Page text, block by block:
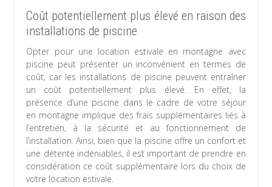
Coût potentiellement plus élevé en raison des
installations de piscine
Opter pour une location estivale en montagne avec
piscine peut présenter un inconvénient en termes de
coût, car les installations de piscine peuvent entraîner
un coût potentiellement plus élevé. En effet, la
présence d’une piscine dans le cadre de votre séjour
en montagne implique des frais supplémentaires liés à
l’entretien, à la sécurité et au fonctionnement de
l’installation. Ainsi, bien que la piscine offre un confort et
une détente indéniables, il est important de prendre en
considération ce coût supplémentaire lors du choix de
votre location estivale.